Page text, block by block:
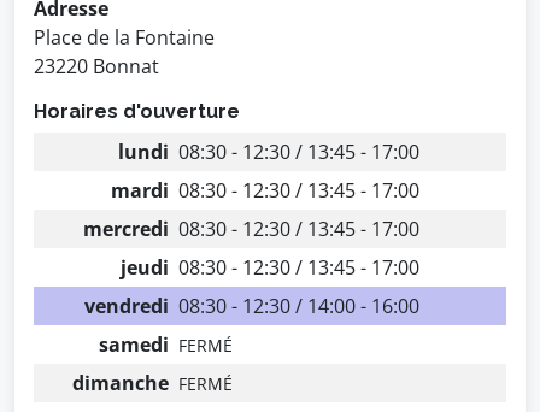
Adresse
Place de la Fontaine
23220 Bonnat
Horaires d'ouverture
lundi 08:30 - 12:30 / 13:45 - 17:00
mardi 08:30 - 12:30 / 13:45 - 17:00
mercredi 08:30 - 12:30 / 13:45 - 17:00
jeudi 08:30 - 12:30 / 13:45 - 17:00
vendredi 08:30 - 12:30 / 14:00 - 16:00
samedi FERMÉ
dimanche FERMÉ